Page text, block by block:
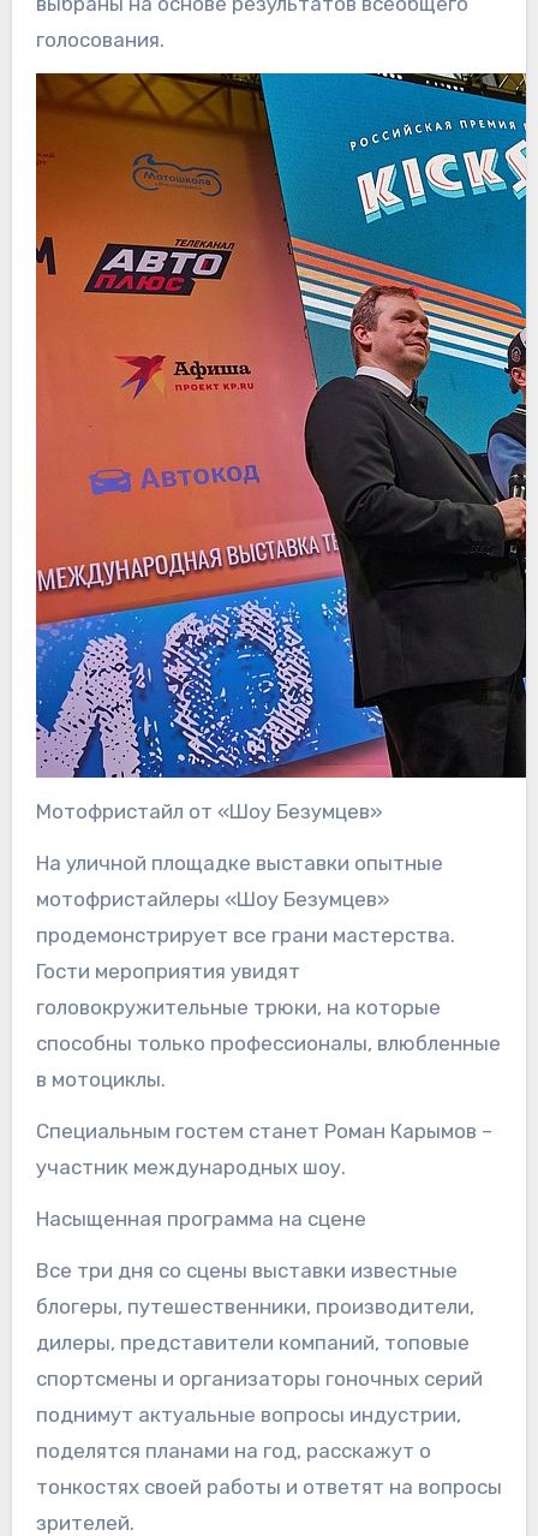
голосования.
Мотофристайл от «Шоу Безумцев»
На уличной площадке выставки опытные
мотофристайлеры «Шоу Безумцев»
продемонстрирует все грани мастерства.
Гости мероприятия увидят
головокружительные трюки, на которые
способны только профессионалы, влюбленные
в мотоциклы.
Специальным гостем станет Роман Карымов –
участник международных шоу.
Насыщенная программа на сцене
Все три дня со сцены выставки известные
блогеры, путешественники, производители,
дилеры, представители компаний, топовые
спортсмены и организаторы гоночных серий
поднимут актуальные вопросы индустрии,
поделятся планами на год, расскажут о
тонкостях своей работы и ответят на вопросы
зрителей.